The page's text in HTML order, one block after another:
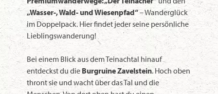
„Wasser-, Wald- und Wiesenpfad“– Wanderglück
im Doppelpack. Hier findet jeder seine persönliche
Lieblingswanderung!
Bei einem Blick aus dem Teinachtal hinauf
entdeckst du die Burgruine Zavelstein. Hoch oben
thront sie und wacht über das Tal und die